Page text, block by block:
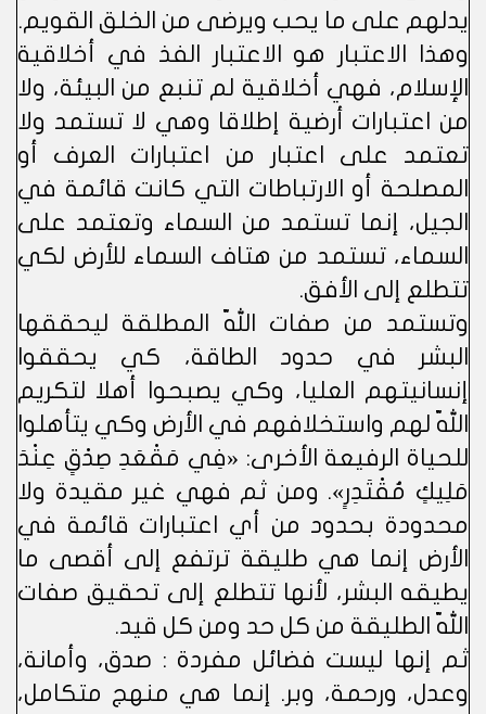
يدلهم على ما يحب ويرضى من الخلق القويم.
وهذا الاعتبار هو الاعتبار الفذ في أخلاقية
الإسلام، فهي أخلاقية لم تنبع من البيئة، ولا
من اعتبارات أرضية إطلاقا وهي لا تستمد ولا
تعتمد على اعتبار من اعتبارات العرف أو
المصلحة أو الارتباطات التي كانت قائمة في
الجيل، إنما تستمد من السماء وتعتمد على
السماء، تستمد من هتاف السماء للأرض لكي
تتطلع إلى الأفق.
وتستمد من صفات اللّه المطلقة ليحققها
البشر في حدود الطاقة، كي يحققوا
إنسانيتهم العليا، وكي يصبحوا أهلا لتكريم
اللّه لهم واستخلافهم في الأرض وكي يتأهلوا
للحياة الرفيعة الأخرى: «فِي مَقْعَدِ صِدْقٍ عِنْدَ
مَلِيكٍ مُقْتَدِرٍ». ومن ثم فهي غير مقيدة ولا
محدودة بحدود من أي اعتبارات قائمة في
الأرض إنما هي طليقة ترتفع إلى أقصى ما
يطيقه البشر، لأنها تتطلع إلى تحقيق صفات
اللّه الطليقة من كل حد ومن كل قيد.
ثم إنها ليست فضائل مفردة : صدق، وأمانة،
وعدل، ورحمة، وبر. إنما هي منهج متكامل،